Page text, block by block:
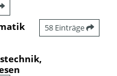
58 Einträge